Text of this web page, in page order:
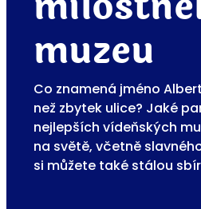
muzeu
Co znamená jméno
než zbytek ulice? Jaké
nejlepších vídeňských
na světě, včetně
si můžete také stálou